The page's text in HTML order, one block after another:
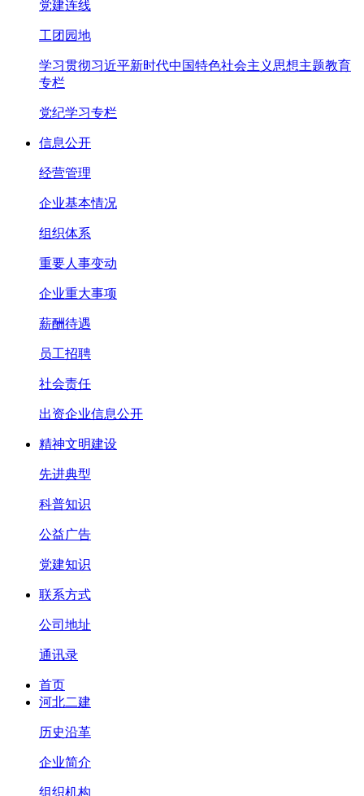
党建连线
工团园地
学习贯彻习近平新时代中国特色社会主义思想主题教育
专栏
党纪学习专栏
信息公开
经营管理
企业基本情况
组织体系
重要人事变动
企业重大事项
薪酬待遇
员工招聘
社会责任
出资企业信息公开
精神文明建设
先进典型
科普知识
公益广告
党建知识
联系方式
公司地址
通讯录
首页
河北二建
历史沿革
企业简介
组织机构